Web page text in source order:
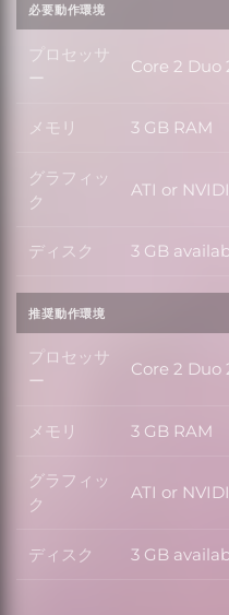
必要動作環境
プロセッサ
ー
プロセッサー
Core 2 Duo
メモリ メモリ
3 GB RAM
グラフィッ
ク
グラフィック
ATI or
ディスク ディスク
3 GB
推奨動作環境
プロセッサ
ー
プロセッサー
Core 2 Duo
メモリ メモリ
3 GB RAM
グラフィッ
ク
グラフィック
ATI or
ディスク ディスク
3 GB